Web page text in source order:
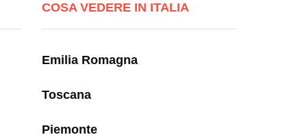
COSA VEDERE IN ITALIA
Emilia Romagna
Toscana
Piemonte